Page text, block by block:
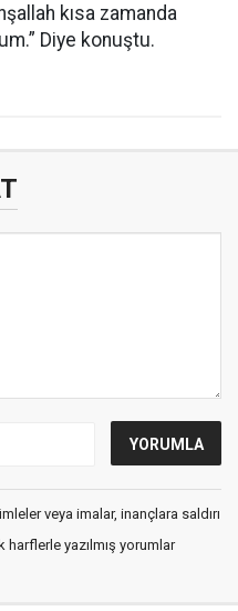
kısa zamanda
Diye konuştu.
veya imalar, inançlara saldırı
harflerle yazılmış yorumlar